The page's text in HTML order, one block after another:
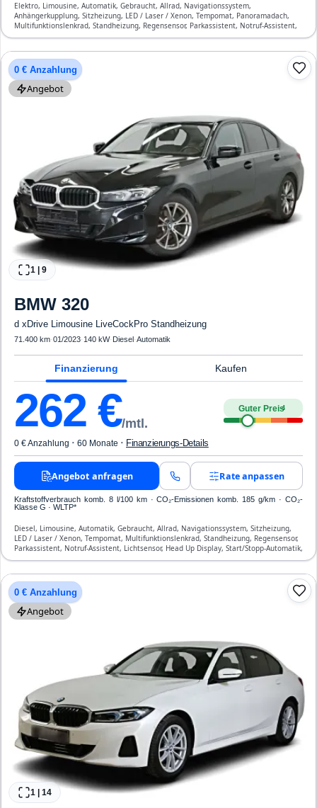
Elektro, Limousine, Automatik, Gebraucht, Allrad, Navigationssystem,
Anhängerkupplung, Sitzheizung, LED / Laser / Xenon, Tempomat, Panoramadach,
Multifunktionslenkrad, Standheizung, Regensensor, Parkassistent, Notruf-Assistent,
Lichtsensor, Head Up Display, Start/Stopp-Automatik, Bluetooth,
0 € Anzahlung
Angebot
1 9
BMW 320
d xDrive Limousine LiveCockPro Standheizung
71.400 km·01/2023· 140 kW· Diesel·Automatik
Finanzierung Kaufen
262 €/mtl.
Guter Preis4
0 € Anzahlung · 60 Monate · Finanzierungs-Details
Angebot anfragen Rate anpassen
Kraftstoffverbrauch komb. 8 l/100 km · CO₂-Emissionen komb. 185 g/km · CO₂-
Klasse G · WLTP*
Diesel, Limousine, Automatik, Gebraucht, Allrad, Navigationssystem, Sitzheizung,
LED / Laser / Xenon, Tempomat, Multifunktionslenkrad, Standheizung, Regensensor,
Parkassistent, Notruf-Assistent, Lichtsensor, Head Up Display, Start/Stopp-Automatik,
Bluetooth, Freisprecheinrichtung, Verkehrszeichen-Erkennung, ESP, ABS,
0 € Anzahlung
Angebot
1 14